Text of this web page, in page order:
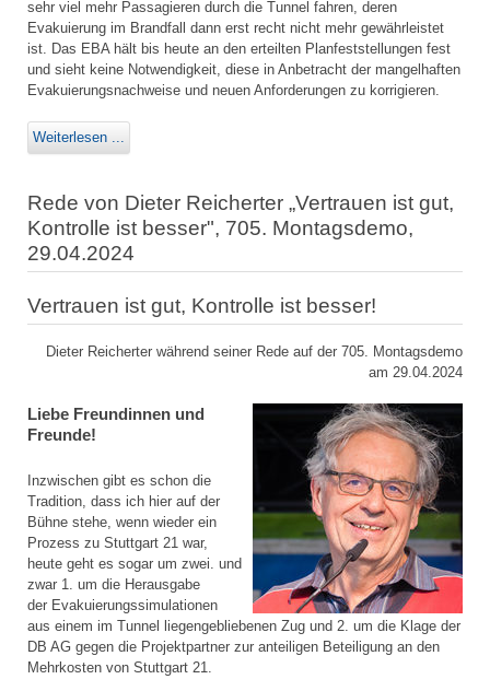
sehr viel mehr Passagieren durch die Tunnel fahren, deren
Evakuierung im Brandfall dann erst recht nicht mehr gewährleistet
ist. Das EBA hält bis heute an den erteilten Planfeststellungen fest
und sieht keine Notwendigkeit, diese in Anbetracht der mangelhaften
Evakuierungsnachweise und neuen Anforderungen zu korrigieren.
Weiterlesen ...
Rede von Dieter Reicherter „Vertrauen ist gut,
Kontrolle ist besser", 705. Montagsdemo,
29.04.2024
Vertrauen ist gut, Kontrolle ist besser!
Dieter Reicherter während seiner Rede auf der 705. Montagsdemo
am 29.04.2024
Liebe Freundinnen und
Freunde!
Inzwischen gibt es schon die
Tradition, dass ich hier auf der
Bühne stehe, wenn wieder ein
Prozess zu Stuttgart 21 war,
heute geht es sogar um zwei. und
zwar 1. um die Herausgabe
der Evakuierungssimulationen
aus einem im Tunnel liegengebliebenen Zug und 2. um die Klage der
DB AG gegen die Projektpartner zur anteiligen Beteiligung an den
Mehrkosten von Stuttgart 21.